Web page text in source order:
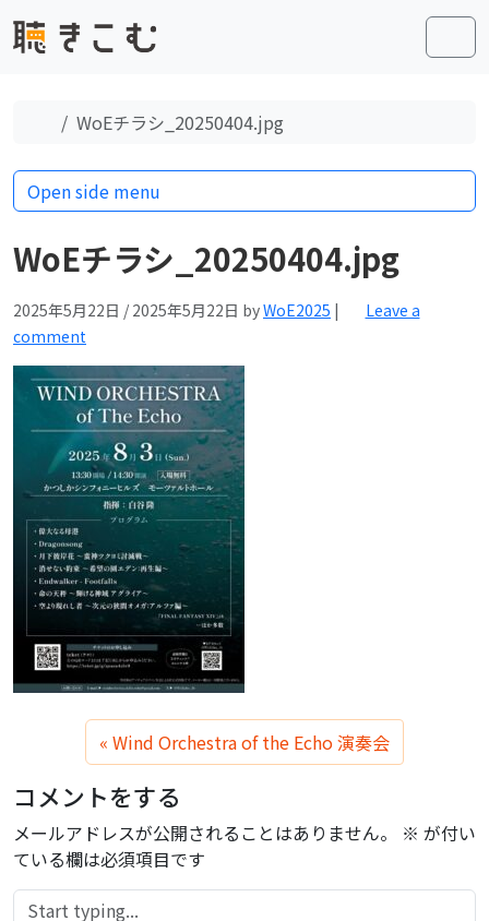
Home
WoEチラシ_20250404.jpg
WoEチラシ_20250404.jpg
2025年5月22日 / 2025年5月22日 byWoE2025 |
Leave a
comment
Wind Orchestra of the Echo 演奏会
コメントをする
メールアドレスが公開されることはありません。 ※ が付い
ている欄は必須項目です
Open side menu